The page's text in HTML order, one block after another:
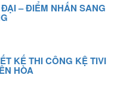
– ĐIỂM NHẤN SANG
KẾ THI CÔNG KỆ TIVI
HÒA